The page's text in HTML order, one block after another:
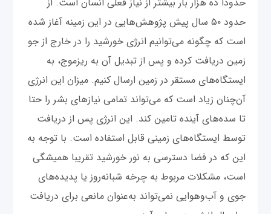
حدود ۵۰ سال پیش پژوهش‌هایی در این زمینه آغاز شده
است که چگونه می‌توانیم انرژی خورشید را در خارج از جو
زمین دریافت کرده و پس از تبدیل آن به ریزموج، به
ایستگاه‌های مستقر در زمین ارسال کنیم. میزان این انرژی
آن‌چنان زیاد است که می‌تواند تمامی نیازهای بشر را حتا
تا سده‌های آینده تامین کند. این انرژی پس از دریافت
توسط ایستگاه‌های زمینی قابل استفاده است. با توجه به
این که در فضا دسترسی به نور خورشید تقریبا همیشگی
است، مشکلات مربوط به چرخه شبانه‌روز یا پدیده‌های
جوی و آب‌وهو‌ایی نمی‌تواند به‌عنوان مانعی برای دریافت